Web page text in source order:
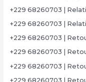
+229 68260703 |
+229 68260703 |
+229 68260703 |
+229 68260703 |
+229 68260703 |
+229 68260703 |